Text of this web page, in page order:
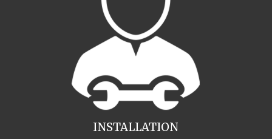
INSTALLATION